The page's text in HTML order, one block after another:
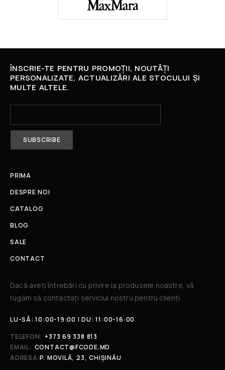
ÎNSCRIE-TE PENTRU PROMOȚII, NOUTĂȚI
PERSONALIZATE, ACTUALIZĂRI ALE STOCULUI ȘI
MULTE ALTELE.
PRIMA
DESPRE NOI
CATALOG
BLOG
SALE
CONTACT
Dacă aveți întrebări cu privire la produsele noastre, vă
rugăm să contactați serviciul nostru pentru clienți.​
LU-SÂ: 10:00-19:00 | DU: 11:00-16:00
TELEFON: +373 69 338 813
EMAIL: CONTACT@FCODE.MD
ADRESA:P. MOVILĂ, 23, CHIȘINĂU